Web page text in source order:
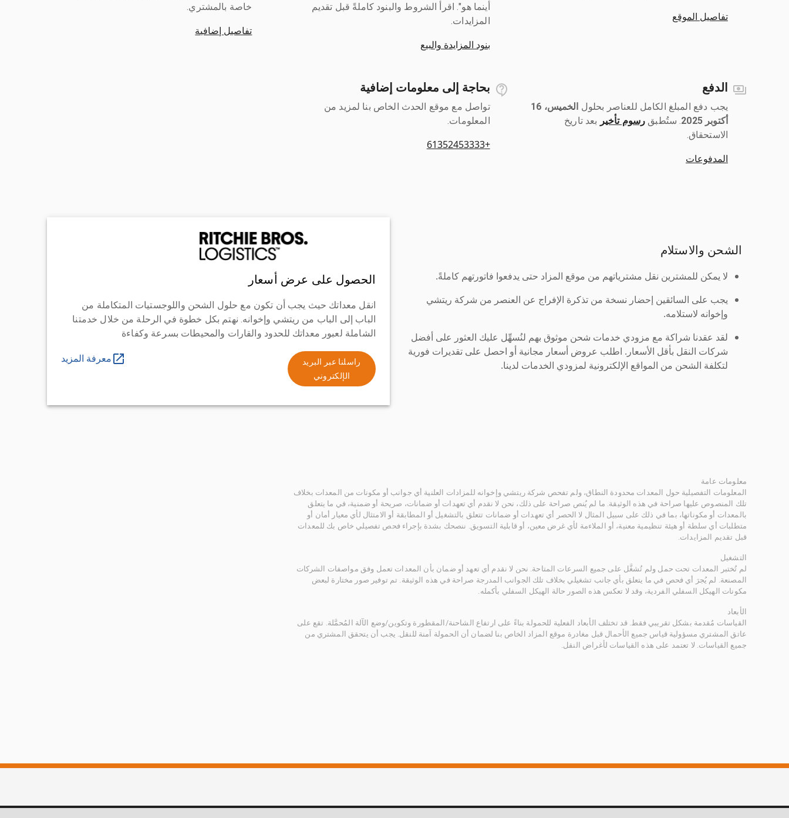
تفاصيل الموقع
أينما هو". اقرأ الشروط والبنود كاملةً قبل تقديم
المزايدات.
بنود المزايدة والبيع
خاصة بالمشتري.
تفاصيل إضافية
الدفع
يجب دفع المبلغ الكامل للعناصر بحلول ‎
الخميس، 16
أكتوبر 2025
‎. ستُطبق رسوم تأخير بعد تاريخ
الاستحقاق.
المدفوعات
بحاجة إلى معلومات إضافية
تواصل مع موقع الحدث الخاص بنا لمزيد من
المعلومات.
+61352453333
الشحن والاستلام
لا يمكن للمشترين نقل مشترياتهم من موقع المزاد حتى يدفعوا فاتورتهم كاملةً.
يجب على السائقين إحضار نسخة من تذكرة الإفراج عن العنصر من شركة ريتشي
وإخوانه لاستلامه.
لقد عقدنا شراكة مع مزودي خدمات شحن موثوق بهم لنُسهِّل عليك العثور على أفضل
شركات النقل بأقل الأسعار. اطلب عروض أسعار مجانية أو احصل على تقديرات فورية
لتكلفة الشحن من المواقع الإلكترونية لمزودي الخدمات لدينا.
الحصول على عرض أسعار
انقل معداتك حيث يجب أن تكون مع حلول الشحن واللوجستيات المتكاملة من
الباب إلى الباب من ريتشي وإخوانه. نهتم بكل خطوة في الرحلة من خلال خدمتنا
الشاملة لعبور معداتك للحدود والقارات والمحيطات بسرعة وكفاءة
راسلنا عبر البريد
الإلكتروني
معرفة المزيد
معلومات عامة
المعلومات التفصيلية حول المعدات محدودة النطاق، ولم تفحص شركة ريتشي وإخوانه للمزادات العلنية أي جوانب أو مكونات من المعدات بخلاف
تلك المنصوص عليها صراحة في هذه الوثيقة. ما لم يُنص صراحة على ذلك، نحن لا نقدم أي تعهدات أو ضمانات، صريحة أو ضمنية، في ما يتعلق
بالمعدات أو مكوناتها، بما في ذلك على سبيل المثال لا الحصر أي تعهدات أو ضمانات تتعلق بالتشغيل أو المطابقة أو الامتثال لأي معيار أمان أو
متطلبات أي سلطة أو هيئة تنظيمية معنية، أو الملاءمة لأي غرض معين، أو قابلية التسويق. ننصحك بشدة بإجراء فحص تفصيلي خاص بك للمعدات
قبل تقديم المزايدات.
التشغيل
لم تُختبر المعدات تحت حمل ولم تُشغَّل على جميع السرعات المتاحة. نحن لا نقدم أي تعهد أو ضمان بأن المعدات تعمل وفق مواصفات الشركات
المصنعة. لم يُجرَ أي فحص في ما يتعلق بأي جانب تشغيلي بخلاف تلك الجوانب المدرجة صراحة في هذه الوثيقة. تم توفير صور مختارة لبعض
مكونات الهيكل السفلي الفردية، وقد لا تعكس هذه الصور حالة الهيكل السفلي بأكمله.
الأبعاد
القياسات مُقدمة بشكل تقريبي فقط. قد تختلف الأبعاد الفعلية للحمولة بناءً على ارتفاع الشاحنة/المقطورة وتكوين/وضع الآلة المُحمَّلة. تقع على
عاتق المشتري مسؤولية قياس جميع الأحمال قبل مغادرة موقع المزاد الخاص بنا لضمان أن الحمولة آمنة للنقل. يجب أن يتحقق المشتري من
جميع القياسات. لا تعتمد على هذه القياسات لأغراض النقل.